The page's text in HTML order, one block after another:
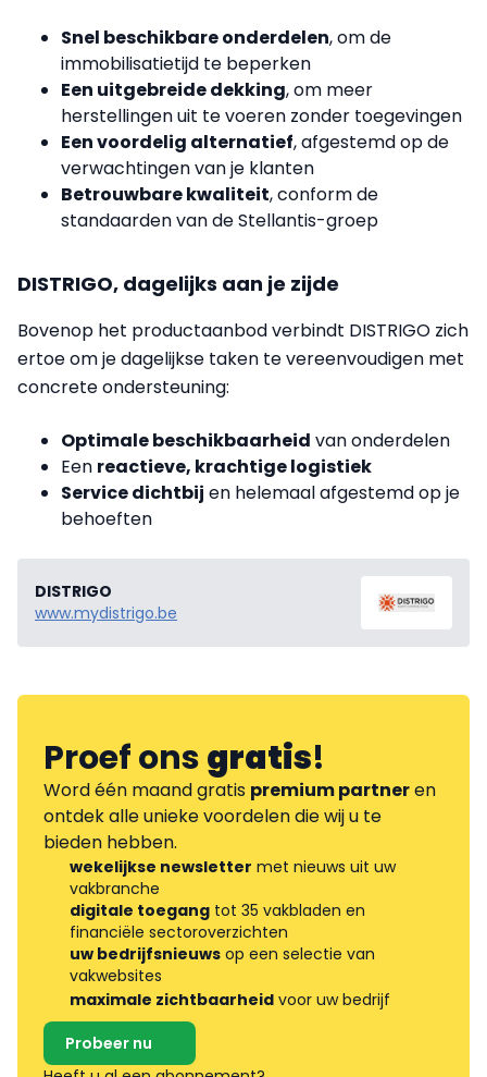
Snel beschikbare onderdelen, om de
immobilisatietijd te beperken
Een uitgebreide dekking, om meer
herstellingen uit te voeren zonder toegevingen
Een voordelig alternatief, afgestemd op de
verwachtingen van je klanten
Betrouwbare kwaliteit, conform de
standaarden van de Stellantis-groep
DISTRIGO, dagelijks aan je zijde
Bovenop het productaanbod verbindt DISTRIGO zich
ertoe om je dagelijkse taken te vereenvoudigen met
concrete ondersteuning:
Optimale beschikbaarheid van onderdelen
Een reactieve, krachtige logistiek
Service dichtbij en helemaal afgestemd op je
behoeften
DISTRIGO
www.mydistrigo.be
Proef onsgratis!
Word één maand gratis premium partneren
ontdek alle unieke voordelen die wij u te
bieden hebben.
wekelijkse newsletter met nieuws uit uw
vakbranche
digitale toegang tot 35 vakbladen en
financiële sectoroverzichten
uw bedrijfsnieuws op een selectie van
vakwebsites
maximale zichtbaarheid voor uw bedrijf
Probeer nu